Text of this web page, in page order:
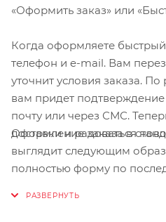
«Оформить заказ» или
Когда оформляете
телефон и e-mail. Вам
уточнит условия заказа. По
вам придет
почту или через СМС.
доставки и радоваться
Оформление заказа в
выглядит следующим
полностью форму по